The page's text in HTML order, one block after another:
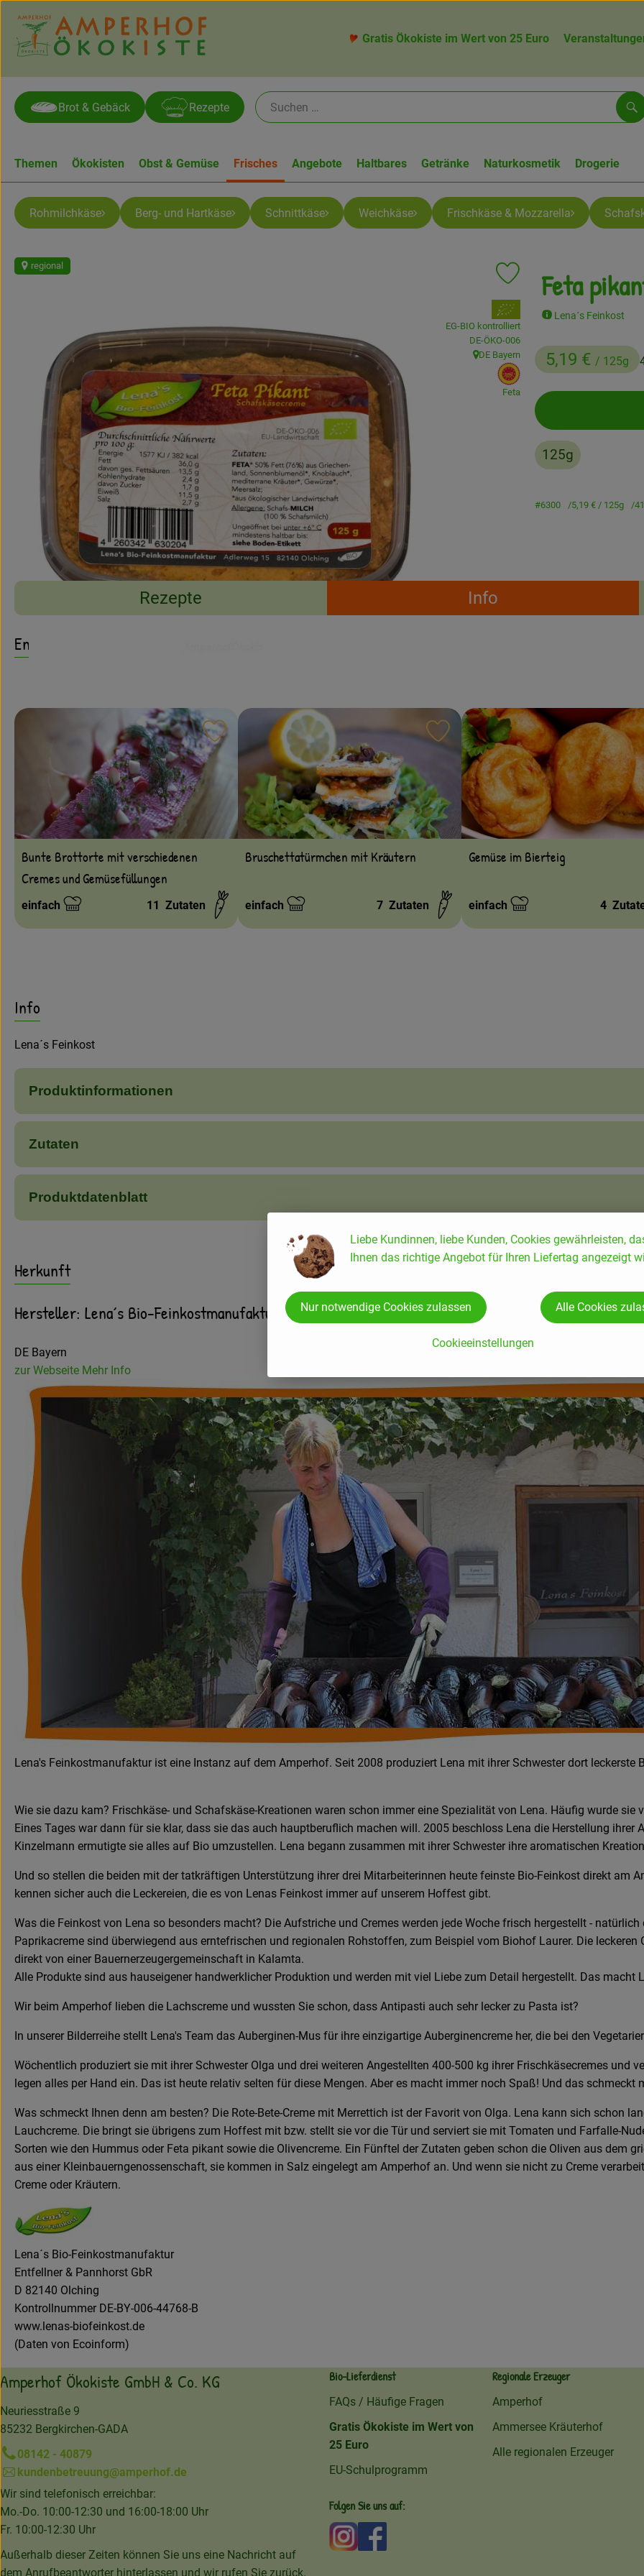
Gratis Ökokiste im Wert von 25 Euro
Brot & Gebäck Rezepte
Themen Ökokisten Obst & Gemüse Frisches Angebote Haltbares Getränke Naturkosmetik Drogerie
Rohmilchkäse Berg- und Hartkäse Schnittkäse Weichkäse Frischkäse & Mozzarella
Feta
Lena´s Feinkost
5,19 € / 125g
regional
Produkt zu Favouriten
, Verband:
EG-BIO kontrolliert
, Kontrollstelle:
DE-ÖKO-006
, Herkunft:
DE Bayern
, EU Herkunft:
Feta
125g
#6300 5,19 € / 125g
Rezepte Info
Entdecke passende Rezepte
Bunte Brottorte mit verschiedenen
Cremes und Gemüsefüllungen
Schwierigkeit:
einfach 11 Zutaten
Rezept zu Favouriten hinzufügen
Bruschettatürmchen mit Kräutern
Schwierigkeit:
einfach 7 Zutaten
Rezept zu Favouriten hinzufügen
Gemüse im Bierteig
Schwierigkeit:
einfach 4
Info
Lena´s Feinkost
Produktinformationen
Zutaten
Produktdatenblatt
Herkunft
Hersteller: Lena´s Bio-Feinkostmanufaktur
DE Bayern
zur Webseite Mehr Info
Lena's Feinkostmanufaktur ist eine Instanz auf dem Amperhof. Seit 2008 produziert Lena mit ihrer Schwester dort leckerste
Wie sie dazu kam? Frischkäse- und Schafskäse-Kreationen waren schon immer eine Spezialität von Lena. Häufig wurde sie
Eines Tages war dann für sie klar, dass sie das auch hauptberuflich machen will. 2005 beschloss Lena die Herstellung
Kinzelmann ermutigte sie alles auf Bio umzustellen. Lena begann zusammen mit ihrer Schwester ihre aromatischen
Und so stellen die beiden mit der tatkräftigen Unterstützung ihrer drei Mitarbeiterinnen heute feinste Bio-Feinkost direkt am
kennen sicher auch die Leckereien, die es von Lenas Feinkost immer auf unserem Hoffest gibt.
Was die Feinkost von Lena so besonders macht? Die Aufstriche und Cremes werden jede Woche frisch hergestellt -
Paprikacreme sind überwiegend aus erntefrischen und regionalen Rohstoffen, zum Beispiel vom Biohof Laurer. Die
direkt von einer Bauernerzeugergemeinschaft in Kalamta.
Alle Produkte sind aus hauseigener handwerklicher Produktion und werden mit viel Liebe zum Detail hergestellt. Das macht
Wir beim Amperhof lieben die Lachscreme und wussten Sie schon, dass Antipasti auch sehr lecker zu Pasta ist?
In unserer Bilderreihe stellt Lena's Team das Auberginen-Mus für ihre einzigartige Auberginencreme her, die bei den
Wöchentlich produziert sie mit ihrer Schwester Olga und drei weiteren Angestellten 400-500 kg ihrer Frischkäsecremes und
legen alles per Hand ein. Das ist heute relativ selten für diese Mengen. Aber es macht immer noch Spaß! Und das schmeckt
Was schmeckt Ihnen denn am besten? Die Rote-Bete-Creme mit Merrettich ist der Favorit von Olga. Lena kann sich schon
Lauchcreme. Die bringt sie übrigens zum Hoffest mit bzw. stellt sie vor die Tür und serviert sie mit Tomaten und Farfalle-
Sorten wie den Hummus oder Feta pikant sowie die Olivencreme. Ein Fünftel der Zutaten geben schon die Oliven aus dem
aus einer Kleinbauerngenossenschaft, sie kommen in Salz eingelegt am Amperhof an. Und wenn sie nicht zu Creme
Creme oder Kräutern.
Lena´s Bio-Feinkostmanufaktur
Entfellner & Pannhorst GbR
D 82140 Olching
Kontrollnummer DE-BY-006-44768-B
www.lenas-biofeinkost.de
(Daten von Ecoinform)
Amperhof Ökokiste GmbH & Co. KG
Neuriesstraße 9
85232 Bergkirchen-GADA
08142 - 40879
kundenbetreuung@amperhof.de
Wir sind telefonisch erreichbar:
Mo.-Do. 10:00-12:30 und 16:00-18:00 Uhr
Fr. 10:00-12:30 Uhr
Außerhalb dieser Zeiten können Sie uns eine Nachricht auf
dem Anrufbeantworter hinterlassen und wir rufen Sie zurück.
Bio-Lieferdienst
FAQs / Häufige Fragen
Gratis Ökokiste im Wert von
25 Euro
EU-Schulprogramm
Regionale Erzeuger
Amperhof
Ammersee Kräuterhof
Alle regionalen Erzeuger
Folgen Sie uns auf:
Externer Link zu https://www.instagram.com/
Liebe Kundinnen, liebe Kunden, Cookies gewährleisten,
Ihnen das richtige Angebot für Ihren Liefertag angezeigt
Cookieeinstellungen
Nur notwendige Cookies zulassen Alle Cookies